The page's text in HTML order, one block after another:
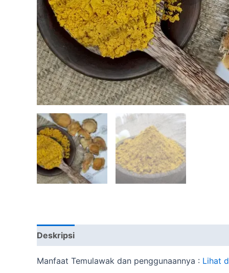
Deskripsi
Manfaat Temulawak dan penggunaannya : Lihat